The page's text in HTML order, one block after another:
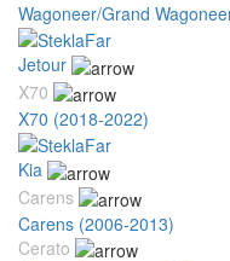
Wagoneer/Grand
Jetour
X70
X70 (2018-2022)
Kia
Carens
Carens (2006-2013)
Cerato